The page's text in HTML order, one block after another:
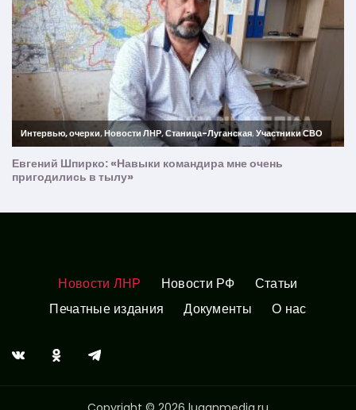
Новости ЛНР Новости РФ
Статьи
Печатные издания
Документы О нас